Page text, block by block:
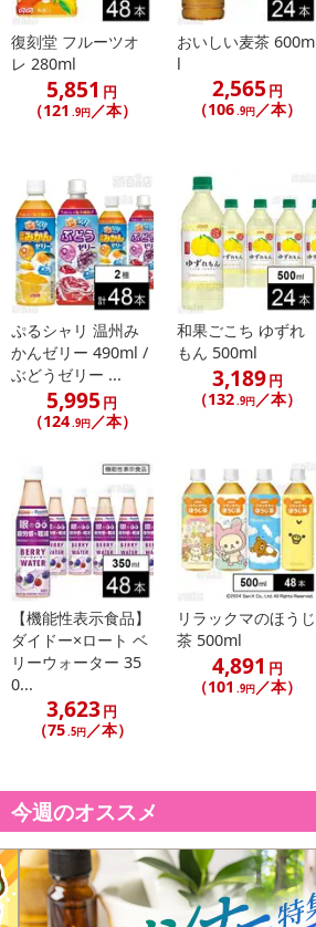
復刻堂 フルーツオ
レ 280ml
5,851 円
（121 .9円／本）
おいしい麦茶 600m
l
2,565 円
（106.9円／本）
ぷるシャリ 温州み
かんゼリー 490ml /
ぶどうゼリー ...
5,995 円
（124 .9円／本）
和果ごこち ゆずれ
もん 500ml
3,189円
（132 .9円 ／本）
【機能性表示食品】
ダイドー×ロート ベ
リーウォーター 35
0...
3,623円
（75.5円／本）
リラックマのほうじ
茶 500ml
4,891 円
（101 .9円／本）
今週のオススメ